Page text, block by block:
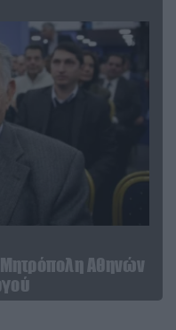
Μητρόπολη Αθηνών